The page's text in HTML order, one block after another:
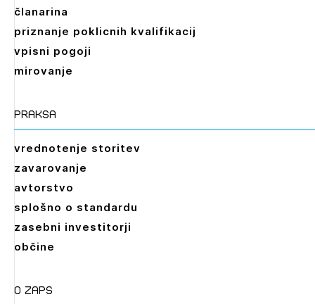
članarina
priznanje poklicnih kvalifikacij
vpisni pogoji
mirovanje
praksa
vrednotenje storitev
zavarovanje
avtorstvo
splošno o standardu
zasebni investitorji
občine
O zaps